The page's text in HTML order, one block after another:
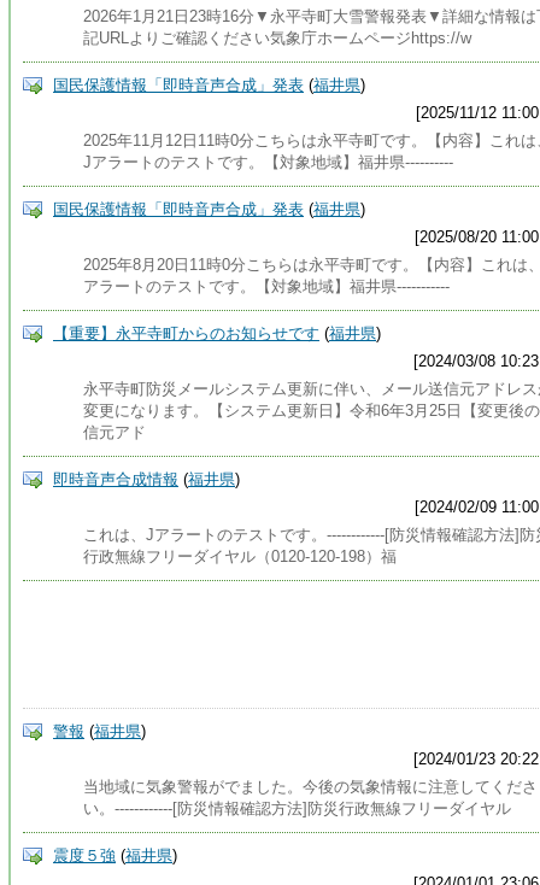
2026年1月21日23時16分▼永平寺町大雪警報発表▼詳細な情報は
記URLよりご確認ください気象庁ホームページhttps://w
国民保護情報「即時音声合成」発表 (福井県)
[2025/11/12
2025年11月12日11時0分こちらは永平寺町です。【内容】これは
Jアラートのテストです。【対象地域】福井県----------
国民保護情報「即時音声合成」発表 (福井県)
[2025/08/20
2025年8月20日11時0分こちらは永平寺町です。【内容】これは
アラートのテストです。【対象地域】福井県-----------
【重要】永平寺町からのお知らせです (福井県)
[2024/03/08
永平寺町防災メールシステム更新に伴い、メール送信元アドレ
変更になります。【システム更新日】令和6年3月25日【変更後
信元アド
即時音声合成情報 (福井県)
[2024/02/09
これは、Jアラートのテストです。------------[防災情報確認方法]防
行政無線フリーダイヤル（0120-120-198）福
警報 (福井県)
[2024/01/23
当地域に気象警報がでました。今後の気象情報に注意してくださ
い。------------[防災情報確認方法]防災行政無線フリーダイヤル
震度５強 (福井県)